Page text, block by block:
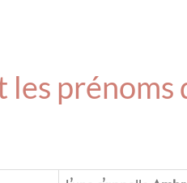
les prénoms